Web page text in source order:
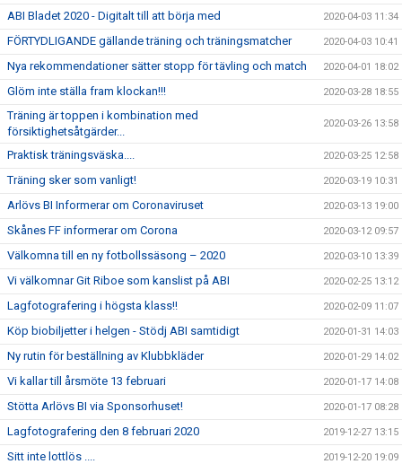
ABI Bladet 2020 - Digitalt till att börja med 2020-04-03 11:34
FÖRTYDLIGANDE gällande träning och träningsmatcher 2020-04-03 10:41
Nya rekommendationer sätter stopp för tävling och match 2020-04-01 18:02
Glöm inte ställa fram klockan!!! 2020-03-28 18:55
Träning är toppen i kombination med
försiktighetsåtgärder...
2020-03-26 13:58
Praktisk träningsväska.... 2020-03-25 12:58
Träning sker som vanligt! 2020-03-19 10:31
Arlövs BI Informerar om Coronaviruset 2020-03-13 19:00
Skånes FF informerar om Corona 2020-03-12 09:57
Välkomna till en ny fotbollssäsong – 2020 2020-03-10 13:39
Vi välkomnar Git Riboe som kanslist på ABI 2020-02-25 13:12
Lagfotografering i högsta klass!! 2020-02-09 11:07
Köp biobiljetter i helgen - Stödj ABI samtidigt 2020-01-31 14:03
Ny rutin för beställning av Klubbkläder 2020-01-29 14:02
Vi kallar till årsmöte 13 februari 2020-01-17 14:08
Stötta Arlövs BI via Sponsorhuset! 2020-01-17 08:28
Lagfotografering den 8 februari 2020 2019-12-27 13:15
Sitt inte lottlös .... 2019-12-20 19:09